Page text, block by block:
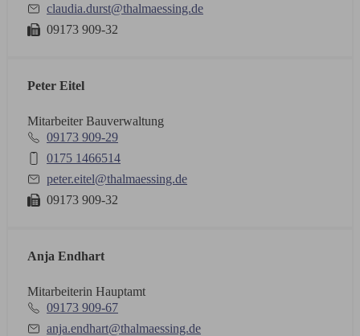
claudia.durst@thalmaessing.de
09173 909-32
Peter Eitel
Mitarbeiter Bauverwaltung
09173 909-29
0175 1466514
peter.eitel@thalmaessing.de
09173 909-32
Anja Endhart
Mitarbeiterin Hauptamt
09173 909-67
anja.endhart@thalmaessing.de